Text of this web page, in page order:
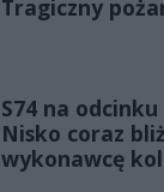
Tragiczny
S74 na
Nisko coraz
wykonawcę